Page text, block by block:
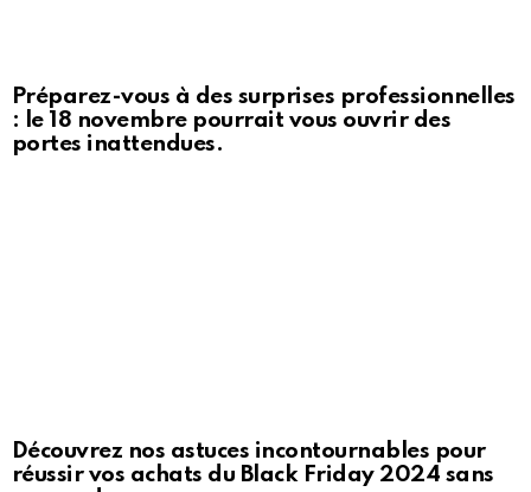
Préparez-vous à des surprises professionnelles
: le 18 novembre pourrait vous ouvrir des
portes inattendues.
Découvrez nos astuces incontournables pour
réussir vos achats du Black Friday 2024 sans